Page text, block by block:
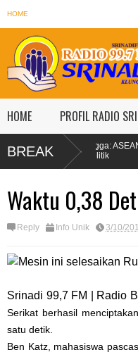
HOME
HOME PROFIL RADIO
BREAK
Airlangga: ASEAN jadi kawasan
geopolitik
Waktu 0,38
Reply Info Unik 3/10/
Srinadi 99,7 FM | Radio
Serikat berhasil
satu detik.
Ben Katz, mahasiswa